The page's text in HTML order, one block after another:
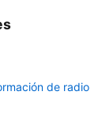
de radio